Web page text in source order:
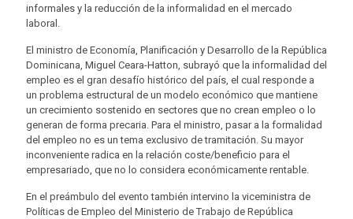
informales y la reducción de la informalidad en el mercado
laboral.
El ministro de Economía, Planificación y Desarrollo de la República
Dominicana, Miguel Ceara-Hatton, subrayó que la informalidad del
empleo es el gran desafío histórico del país, el cual responde a
un problema estructural de un modelo económico que mantiene
un crecimiento sostenido en sectores que no crean empleo o lo
generan de forma precaria. Para el ministro, pasar a la formalidad
del empleo no es un tema exclusivo de tramitación. Su mayor
inconveniente radica en la relación coste/beneficio para el
empresariado, que no lo considera económicamente rentable.
En el preámbulo del evento también intervino la viceministra de
Políticas de Empleo del Ministerio de Trabajo de República